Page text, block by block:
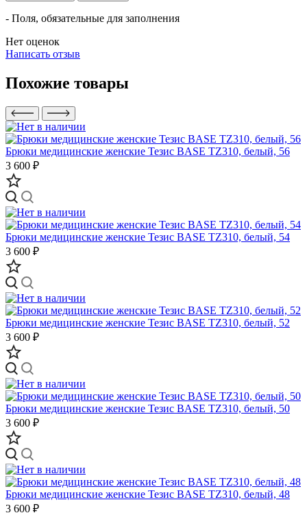
- Поля, обязательные для заполнения
Нет оценок
Написать отзыв
Похожие товары
Брюки медицинские женские Тезис BASE TZ310, белый, 56
3 600 ₽
Брюки медицинские женские Тезис BASE TZ310, белый, 54
3 600 ₽
Брюки медицинские женские Тезис BASE TZ310, белый, 52
3 600 ₽
Брюки медицинские женские Тезис BASE TZ310, белый, 50
3 600 ₽
Брюки медицинские женские Тезис BASE TZ310, белый, 48
3 600 ₽